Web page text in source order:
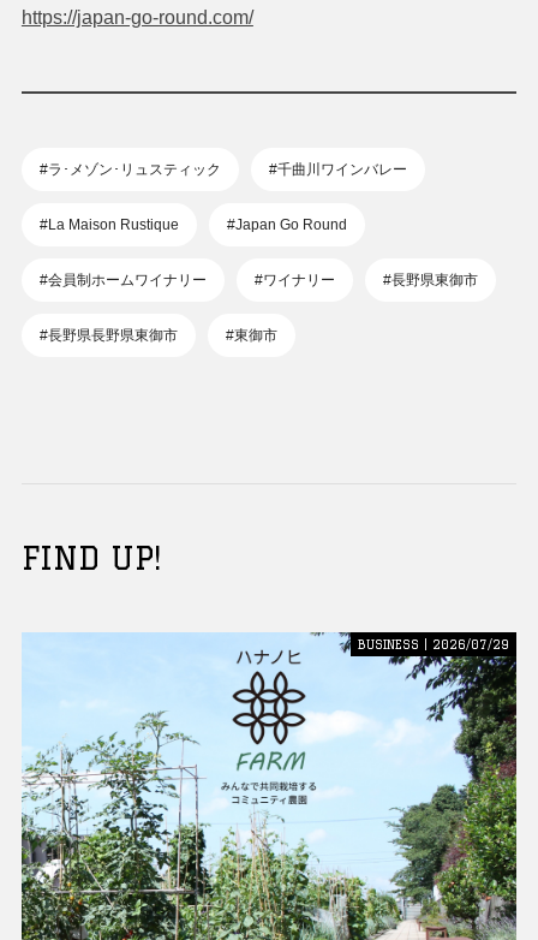
https://japan-go-round.com/
#ラ･メゾン･リュスティック #千曲川ワインバレー
#La Maison Rustique #Japan Go Round
#会員制ホームワイナリー #ワイナリー #長野県東御市
#長野県長野県東御市 #東御市
FIND UP!
BUSINESS | 2026/07/29